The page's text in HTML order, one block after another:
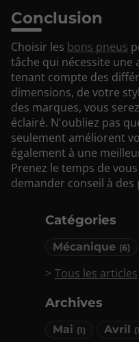
Catégories
Mécanique (6)
Tous les articles
Archives
Mai (1) Avril
Conclusion
Choisir les bons pneus
tâche qui nécessite
tenant compte des
dimensions, de votre
des marques, vous
éclairé. N'oubliez pas
seulement améliorent
également à une
Prenez le temps de
demander conseil à